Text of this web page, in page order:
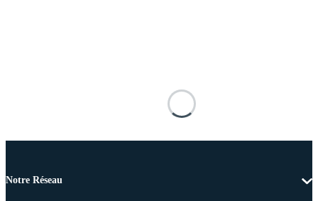
Notre Réseau